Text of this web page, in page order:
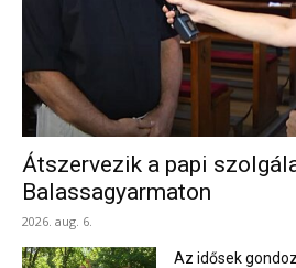
Átszervezik a papi
Balassagyarmaton
2026. aug. 6.
Az idősek